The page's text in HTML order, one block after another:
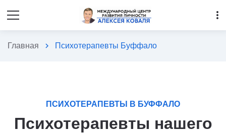
more_vert
Главная chevron_right Психотерапевты Буффало
ПСИХОТЕРАПЕВТЫ В БУФФАЛО
Психотерапевты нашего